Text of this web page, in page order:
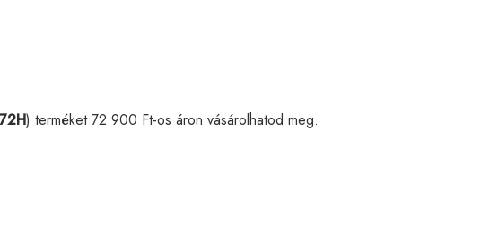
) terméket 72 900 Ft-os áron vásárolhatod meg.